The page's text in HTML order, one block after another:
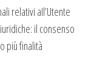
relativi aIl’Utente
il consenso
più finalità